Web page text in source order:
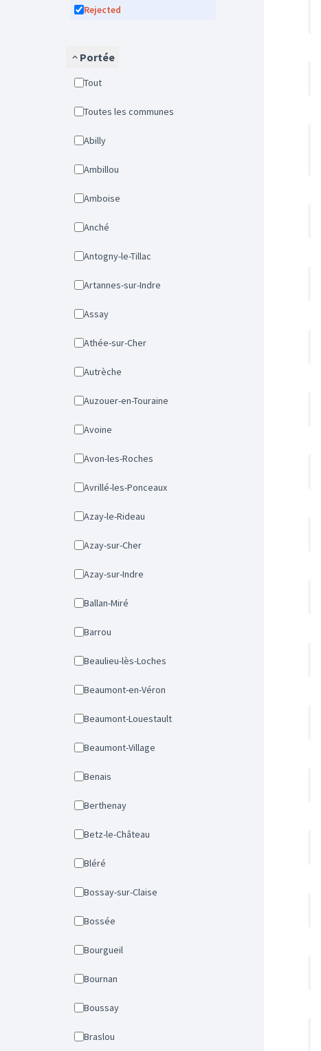
Rejected
Portée
Tout
Toutes les communes
Abilly
Ambillou
Amboise
Anché
Antogny-le-Tillac
Artannes-sur-Indre
Assay
Athée-sur-Cher
Autrèche
Auzouer-en-Touraine
Avoine
Avon-les-Roches
Avrillé-les-Ponceaux
Azay-le-Rideau
Azay-sur-Cher
Azay-sur-Indre
Ballan-Miré
Barrou
Beaulieu-lès-Loches
Beaumont-en-Véron
Beaumont-Louestault
Beaumont-Village
Benais
Berthenay
Betz-le-Château
Bléré
Bossay-sur-Claise
Bossée
Bourgueil
Bournan
Boussay
Braslou